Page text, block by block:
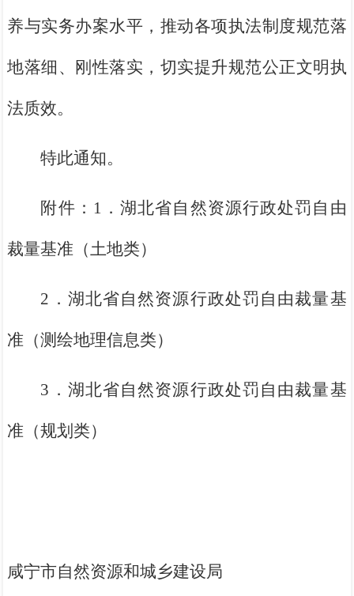
养与实务办案水平，推动各项执法制度规范落
地落细、刚性落实，切实提升规范公正文明执
法质效。
特此通知。
附件：1．湖北省自然资源行政处罚自由
裁量基准（土地类）
2．湖北省自然资源行政处罚自由裁量基
准（测绘地理信息类）
3．湖北省自然资源行政处罚自由裁量基
准（规划类）
咸宁市自然资源和城乡建设局